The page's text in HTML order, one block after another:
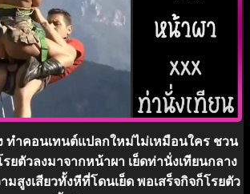
ทำคอนเทนต์แปลกใหม่ไม่เหมือนใคร ชวน
ยตัวลงมาจากหน้าผา เย็ดท่านั่งเทียนกลาง
มสูงเสียวทั้งหีที่โดนเย็ด พอเสร็จกิจก็โรยตัว